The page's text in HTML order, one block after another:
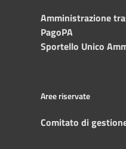
Amministrazione
PagoPA
Sportello Unico
Aree riservate
Comitato di